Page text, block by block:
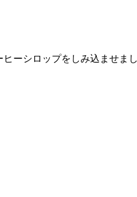
ーシロップをしみ込ませま